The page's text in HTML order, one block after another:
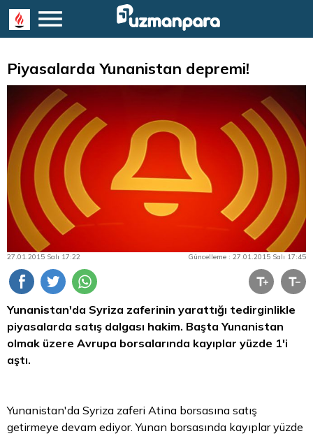
Piyasalarda Yunanistan depremi!
27.01.2015 Salı 17:22 Güncelleme : 27.01.2015 Salı 17:45
Yunanistan'da Syriza zaferinin yarattığı tedirginlikle
piyasalarda satış dalgası hakim. Başta Yunanistan
olmak üzere Avrupa borsalarında kayıplar yüzde 1'i
aştı.
Yunanistan'da Syriza zaferi Atina borsasına satış
getirmeye devam ediyor. Yunan borsasında kayıplar yüzde